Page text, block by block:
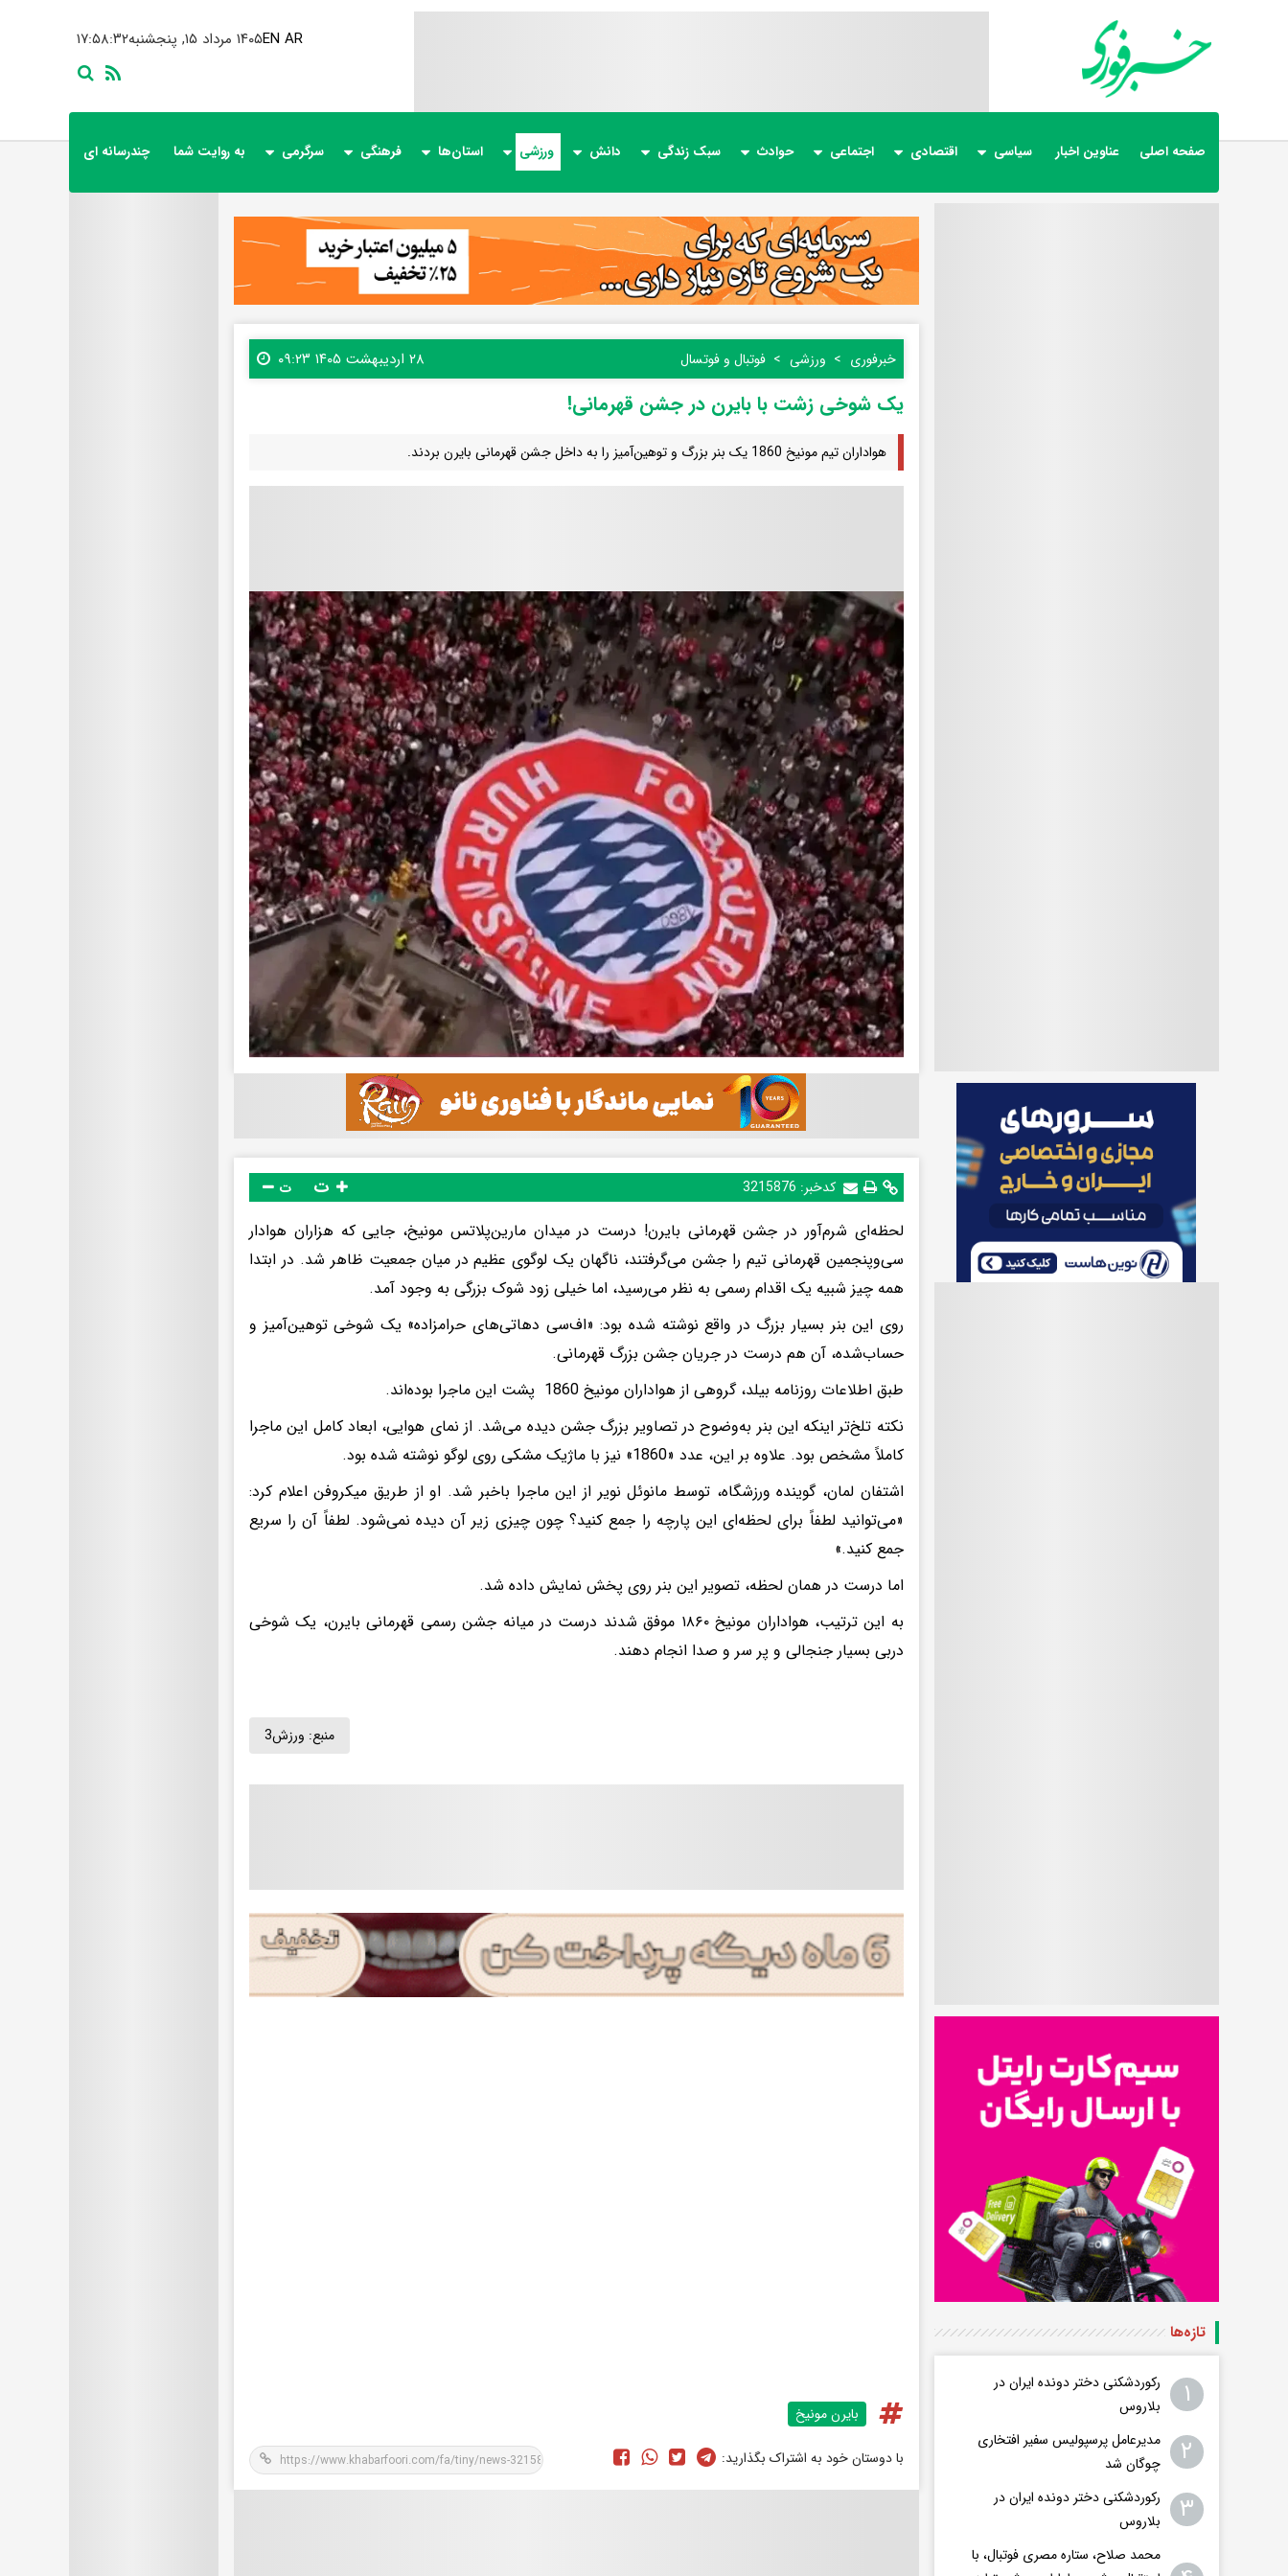
۱۷:۵۸:۳۳ ۱۴۰۵ مرداد ۱۵, پنجشنبهEN AR
صفحه اصلی عناوین اخبار سیاسی اقتصادی اجتماعی حوادث سبک زندگی دانش ورزشی استان‌ها فرهنگی سرگرمی به روایت شما چندرسانه ای
خبرفوری ورزشی فوتبال و فوتسال ۲۸ اردیبهشت ۱۴۰۵ ۰۹:۲۳
یک شوخی زشت با بایرن در جشن قهرمانی!
هواداران تیم مونیخ 1860 یک بنر بزرگ و توهین‌آمیز را به داخل جشن قهرمانی بایرن بردند.
کدخبر: 3215876 ت
لحظه‌ای شرم‌آور در جشن قهرمانی بایرن! درست در میدان مارین‌پلاتس مونیخ، جایی که هزاران هوادار
سی‌وپنجمین قهرمانی تیم را جشن می‌گرفتند، ناگهان یک لوگوی عظیم در میان جمعیت ظاهر شد. در ابتدا
همه چیز شبیه یک اقدام رسمی به نظر می‌رسید، اما خیلی زود شوک بزرگی به وجود آمد.
روی این بنر بسیار بزرگ در واقع نوشته شده بود: «اف‌سی دهاتی‌های حرامزاده» یک شوخی توهین‌آمیز و
حساب‌شده، آن هم درست در جریان جشن بزرگ قهرمانی.
طبق اطلاعات روزنامه بیلد، گروهی از هواداران مونیخ 1860 پشت این ماجرا بوده‌اند.
نکته تلخ‌تر اینکه این بنر به‌وضوح در تصاویر بزرگ جشن دیده می‌شد. از نمای هوایی، ابعاد کامل این ماجرا
کاملاً مشخص بود. علاوه بر این، عدد «1860» نیز با ماژیک مشکی روی لوگو نوشته شده بود.
اشتفان لمان، گوینده ورزشگاه، توسط مانوئل نویر از این ماجرا باخبر شد. او از طریق میکروفن اعلام کرد:
«می‌توانید لطفاً برای لحظه‌ای این پارچه را جمع کنید؟ چون چیزی زیر آن دیده نمی‌شود. لطفاً آن را سریع
جمع کنید.»
اما درست در همان لحظه، تصویر این بنر روی پخش نمایش داده شد.
به این ترتیب، هواداران مونیخ ۱۸۶۰ موفق شدند درست در میانه جشن رسمی قهرمانی بایرن، یک شوخی
دربی بسیار جنجالی و پر سر و صدا انجام دهند.
منبع: ورزش3
بایرن مونیخ
با دوستان خود به اشتراک بگذارید:
تازه‌ها
۱
رکوردشکنی دختر دونده ایران در
بلاروس
۲
مدیرعامل پرسپولیس سفیر افتخاری
چوگان شد
۳
رکوردشکنی دختر دونده ایران در
بلاروس
محمد صلاح، ستاره مصری فوتبال، با